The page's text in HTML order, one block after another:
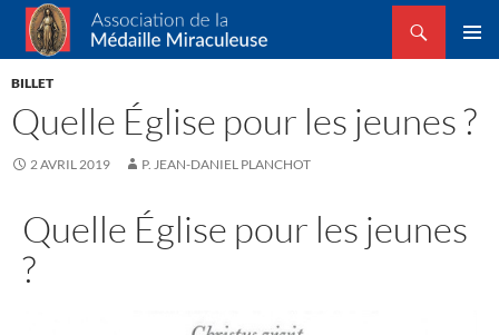
Association de la Médaille Miraculeuse
Recherche
ALLER
BILLET
Quelle Église pour les jeunes ?
2 AVRIL 2019 P. JEAN-DANIEL PLANCHOT
Quelle Église pour les jeunes
?